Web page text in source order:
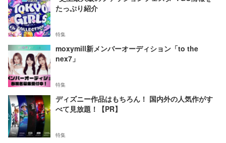
たっぷり紹介
特集
moxymill新メンバーオーディション「to the
nex7」
特集
ディズニー作品はもちろん！ 国内外の人気作がす
べて見放題！【PR】
特集